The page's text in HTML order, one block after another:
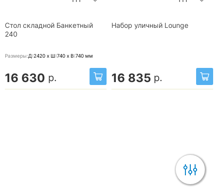
Стол складной Банкетный
240
Размеры:Д:2420 x Ш:740 x В:740 мм
16 630 р.
Набор уличный Lounge
16 835 р.